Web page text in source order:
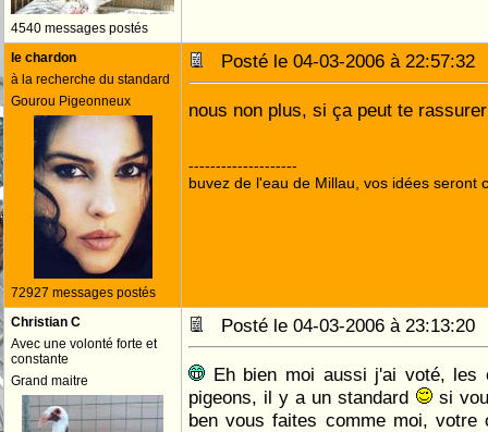
4540 messages postés
le chardon
à la recherche du standard
Gourou Pigeonneux
72927 messages postés
Posté le 04-03-2006 à
nous non plus, si ça peut te
--------------------
buvez de l'eau de Millau, vos idées seront
Christian C
Avec une volonté forte et
constante
Grand maitre
Posté le 04-03-2006 à
Eh bien moi aussi j'ai voté, les
pigeons, il y a un standard
si
ben vous faites comme moi, votre